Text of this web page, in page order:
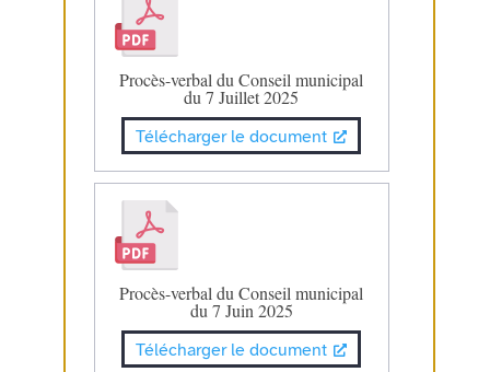
Procès-verbal du Conseil municipal
du 7 Juillet 2025
Télécharger le document
Procès-verbal du Conseil municipal
du 7 Juin 2025
Télécharger le document